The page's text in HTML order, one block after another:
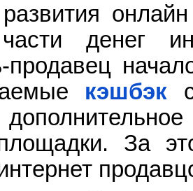
денег
продавец
кэшбэк
За